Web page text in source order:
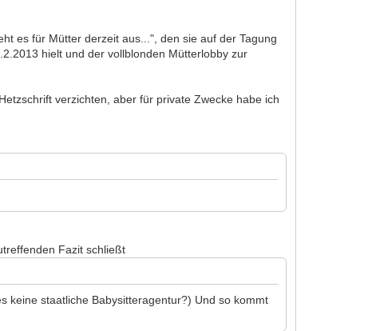
es für Mütter derzeit aus...", den sie auf der Tagung
hielt und der vollblonden Mütterlobby zur
verzichten, aber für private Zwecke habe ich
Fazit schließt
keine staatliche Babysitteragentur?) Und so kommt